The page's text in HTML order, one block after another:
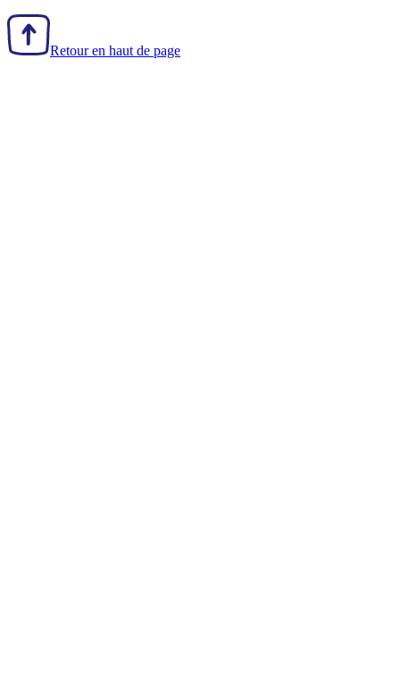
Retour en haut de page